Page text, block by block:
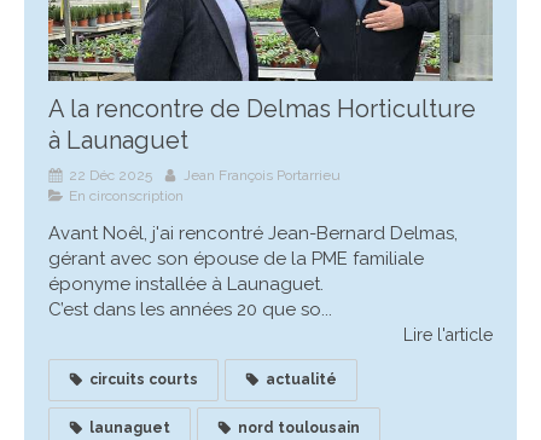
A la rencontre de Delmas Horticulture
à Launaguet
22 Déc 2025
Jean François Portarrieu
En circonscription
Avant Noêl, j'ai rencontré Jean-Bernard Delmas,
gérant avec son épouse de la PME familiale
éponyme installée à Launaguet.
C’est dans les années 20 que so...
Lire l'article
circuits courts actualité
launaguet nord toulousain